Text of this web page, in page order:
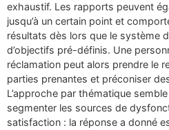
exhaustif. Les rapports peuvent
jusqu’à un certain point et
résultats dès lors que le système
d’objectifs pré-définis. Une
réclamation peut alors prendre le
parties prenantes et préconiser
L’approche par thématique
segmenter les sources de
satisfaction : la réponse a donné